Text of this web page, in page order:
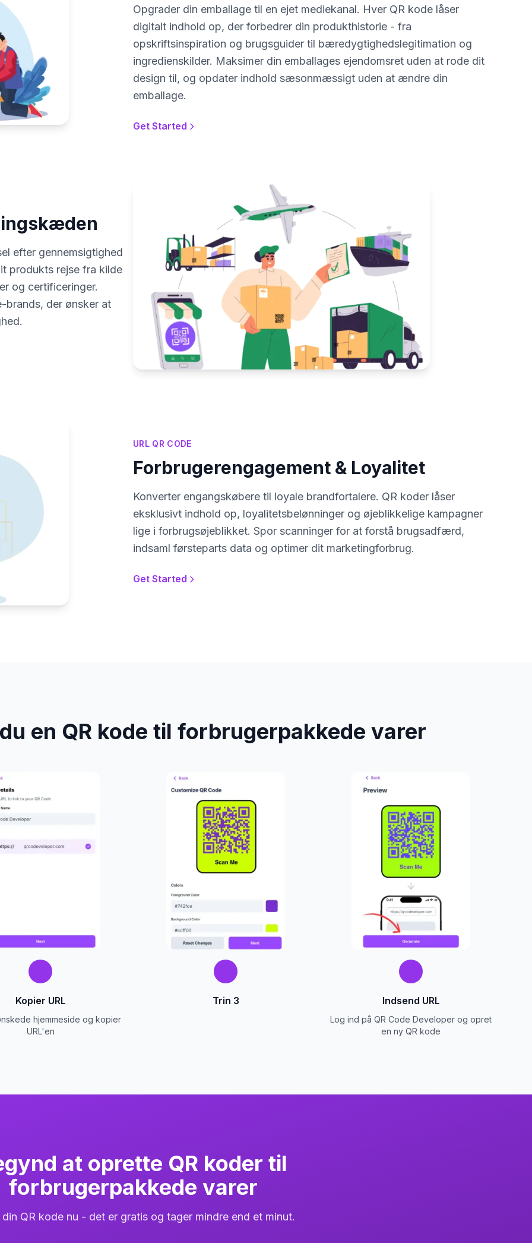
Opgrader din emballage til en ejet mediekanal. Hver QR kode låser
digitalt indhold op, der forbedrer din produkthistorie - fra
opskriftsinspiration og brugsguider til bæredygtighedslegitimation og
ingredienskilder. Maksimer din emballages ejendomsret uden at rode dit
design til, og opdater indhold sæsonmæssigt uden at ændre din
emballage.
Get Started
efter gennemsigtighed
produkts rejse fra kilde
og certificeringer.
brands, der ønsker at
URL QR CODE
Forbrugerengagement & Loyalitet
Konverter engangskøbere til loyale brandfortalere. QR koder låser
eksklusivt indhold op, loyalitetsbelønninger og øjeblikkelige kampagner
lige i forbrugsøjeblikket. Spor scanninger for at forstå brugsadfærd,
indsaml førsteparts data og optimer dit marketingforbrug.
Get Started
en QR kode til forbrugerpakkede varer
Kopier URL
hjemmeside og kopier
URL'en
Trin 3 Indsend URL
Log ind på QR Code Developer og opret
en ny QR kode
at oprette QR koder til
forbrugerpakkede varer
din QR kode nu - det er gratis og tager mindre end et minut.